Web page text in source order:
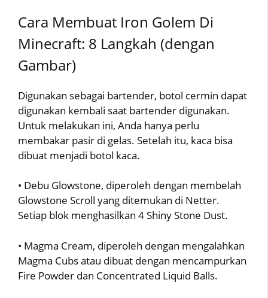
Cara Membuat Iron Golem Di
Minecraft: 8 Langkah (dengan
Gambar)
Digunakan sebagai bartender, botol cermin dapat
digunakan kembali saat bartender digunakan.
Untuk melakukan ini, Anda hanya perlu
membakar pasir di gelas. Setelah itu, kaca bisa
dibuat menjadi botol kaca.
• Debu Glowstone, diperoleh dengan membelah
Glowstone Scroll yang ditemukan di Netter.
Setiap blok menghasilkan 4 Shiny Stone Dust.
• Magma Cream, diperoleh dengan mengalahkan
Magma Cubs atau dibuat dengan mencampurkan
Fire Powder dan Concentrated Liquid Balls.